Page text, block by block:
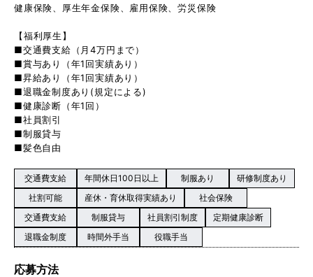
健康保険、厚生年金保険、雇用保険、労災保険
【福利厚生】
■交通費支給（月4万円まで）
■賞与あり（年1回実績あり）
■昇給あり（年1回実績あり）
■退職金制度あり(規定による)
■健康診断（年1回）
■社員割引
■制服貸与
■髪色自由
交通費支給 年間休日100日以上 制服あり
研修制度あり
社割可能
産休・育休取得実績あり
社会保険
交通費支給
制服貸与 社員割引制度
定期健康診断
退職金制度
時間外手当 役職手当
応募方法